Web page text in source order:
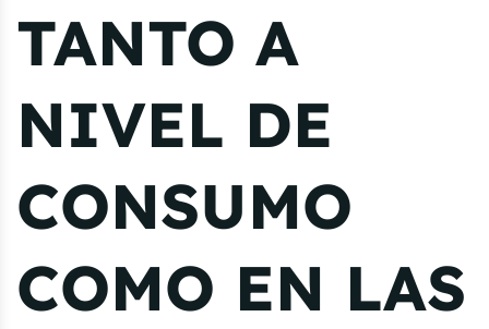
TANTO A
NIVEL DE
CONSUMO
COMO EN LAS